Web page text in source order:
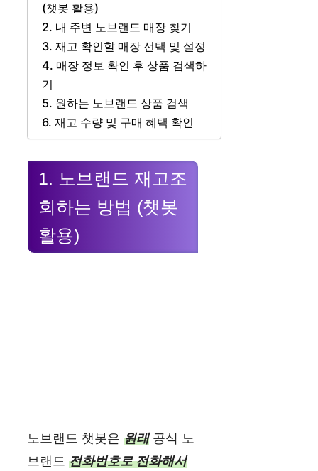
(챗봇 활용)
2. 내 주변 노브랜드 매장 찾기
3. 재고 확인할 매장 선택 및 설정
4. 매장 정보 확인 후 상품 검색하
기
5. 원하는 노브랜드 상품 검색
6. 재고 수량 및 구매 혜택 확인
1. 노브랜드 재고조
회하는 방법 (챗봇
활용)
노브랜드 챗봇은 원래공식 노
브랜드 전화번호로 전화해서